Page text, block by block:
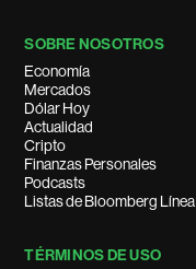
SOBRE NOSOTROS
Economía
Mercados
Dólar Hoy
Actualidad
Cripto
Finanzas Personales
Podcasts
Listas de Bloomberg Línea
TÉRMINOS DE USO